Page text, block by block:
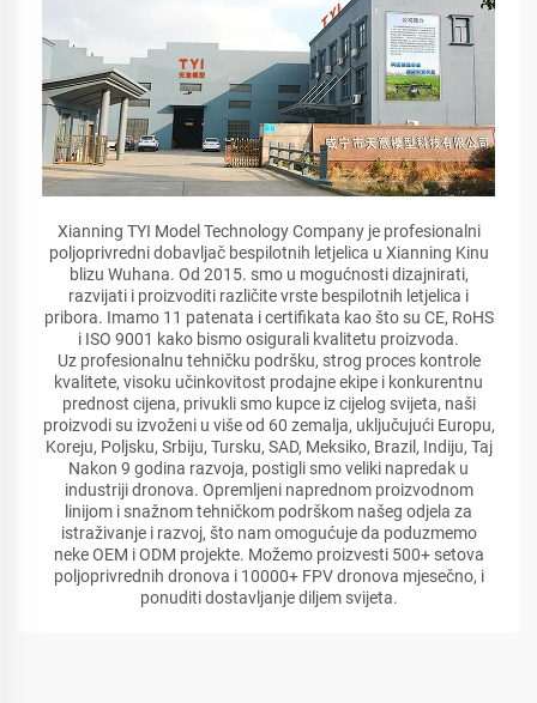
Xianning TYI Model Technology Company je profesionalni
poljoprivredni dobavljač bespilotnih letjelica u Xianning Kinu
blizu Wuhana. Od 2015. smo u mogućnosti dizajnirati,
razvijati i proizvoditi različite vrste bespilotnih letjelica i
pribora. Imamo 11 patenata i certifikata kao što su CE, RoHS
i ISO 9001 kako bismo osigurali kvalitetu proizvoda.
Uz profesionalnu tehničku podršku, strog proces kontrole
kvalitete, visoku učinkovitost prodajne ekipe i konkurentnu
prednost cijena, privukli smo kupce iz cijelog svijeta, naši
proizvodi su izvoženi u više od 60 zemalja, uključujući Europu,
Koreju, Poljsku, Srbiju, Tursku, SAD, Meksiko, Brazil, Indiju, Taj
Nakon 9 godina razvoja, postigli smo veliki napredak u
industriji dronova. Opremljeni naprednom proizvodnom
linijom i snažnom tehničkom podrškom našeg odjela za
istraživanje i razvoj, što nam omogućuje da poduzmemo
neke OEM i ODM projekte. Možemo proizvesti 500+ setova
poljoprivrednih dronova i 10000+ FPV dronova mjesečno, i
ponuditi dostavljanje diljem svijeta.